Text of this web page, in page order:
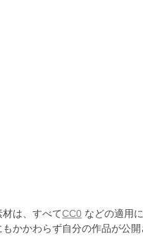
材は、すべてCC0 などの適用
かかわらず自分の作品が公開